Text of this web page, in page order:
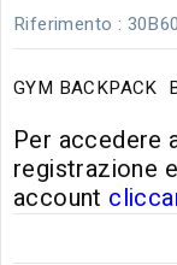
Riferimento :
GYM BACKPACK
Per accedere
registrazione
account